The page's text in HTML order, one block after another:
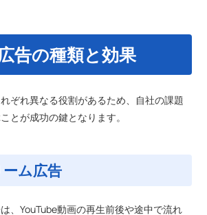
告の種類と効果
ぞれ異なる役割があるため、自社の課題
とが成功の鍵となります。
ム広告
、YouTube動画の再生前後や途中で流れ